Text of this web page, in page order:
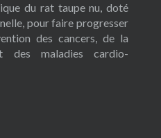
du rat taupe nu, doté
pour faire progresser
des cancers, de la
des maladies cardio-